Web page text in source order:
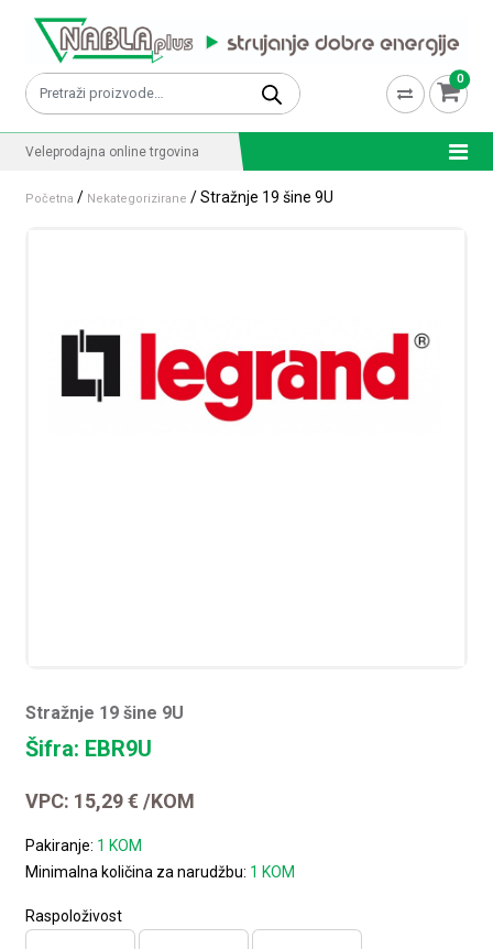
Pretraži: 0
Veleprodajna online trgovina
Početna / Nekategorizirane / Stražnje 19 šine 9U
Stražnje 19 šine 9U
Šifra: EBR9U
VPC: 15,29€ /KOM
Pakiranje: 1 KOM
Minimalna količina za narudžbu: 1 KOM
Raspoloživost